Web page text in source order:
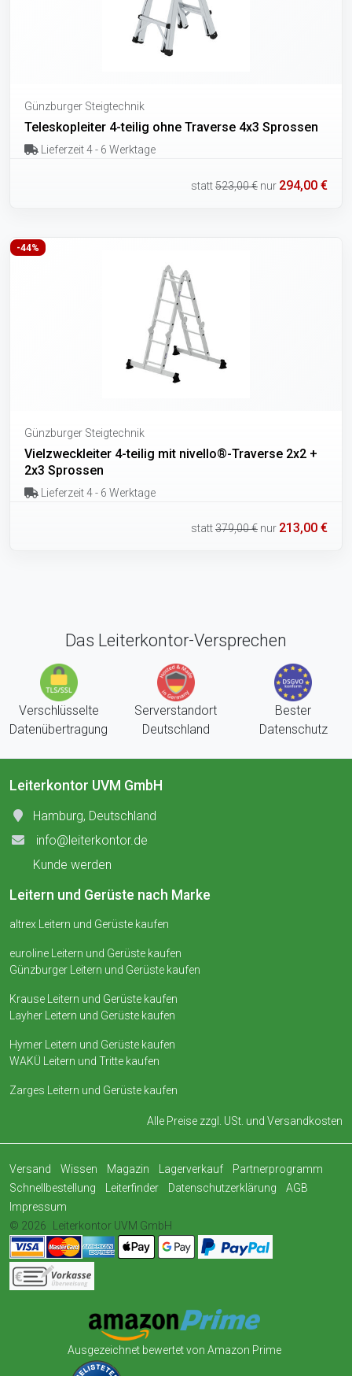
Günzburger Steigtechnik
Teleskopleiter 4-teilig ohne Traverse 4x3 Sprossen
Lieferzeit 4 - 6 Werktage
statt523,00 € nur 294,00 €
-44%
Günzburger Steigtechnik
Vielzweckleiter 4-teilig mit nivello®-Traverse 2x2 +
2x3 Sprossen
Lieferzeit 4 - 6 Werktage
statt379,00 € nur 213,00 €
Das Leiterkontor-Versprechen
Verschlüsselte
Datenübertragung
Serverstandort
Deutschland
Bester
Datenschutz
Leiterkontor UVM GmbH
Hamburg, Deutschland
info@leiterkontor.de
Kunde werden
Leitern und Gerüste nach Marke
altrex Leitern und Gerüste kaufen
euroline Leitern und Gerüste kaufen
Günzburger Leitern und Gerüste kaufen
Krause Leitern und Gerüste kaufen
Layher Leitern und Gerüste kaufen
Hymer Leitern und Gerüste kaufen
WAKÜ Leitern und Tritte kaufen
Zarges Leitern und Gerüste kaufen
Alle Preise zzgl. USt. und Versandkosten
Versand Wissen Magazin Lagerverkauf
Partnerprogramm
Schnellbestellung
Leiterfinder Datenschutzerklärung
AGB
Impressum
© 2026
Leiterkontor UVM GmbH
Ausgezeichnet bewertet von Amazon Prime